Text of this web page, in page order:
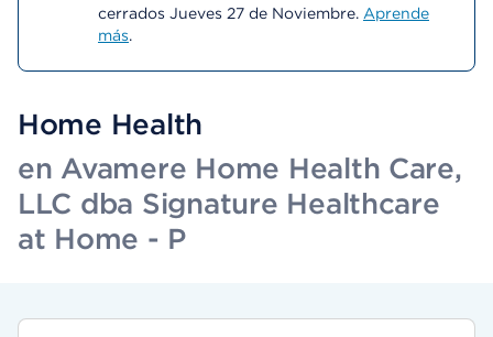
cerrados Jueves 27 de Noviembre. Aprende
más.
Home Health
en Avamere Home Health Care,
LLC dba Signature Healthcare
at Home - P